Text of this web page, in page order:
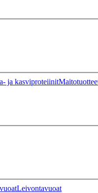
ja kasviproteiinit
Leivontavuoat